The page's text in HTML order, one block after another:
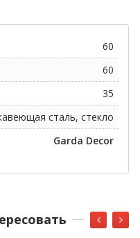
60
60
35
сталь, стекло
Garda Decor